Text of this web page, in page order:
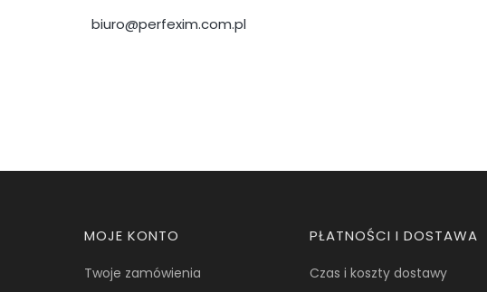
biuro@perfexim.com.pl
Linki w stopce
MOJE KONTO
Twoje zamówienia
PŁATNOŚCI I DOSTAWA
Czas i koszty dostawy